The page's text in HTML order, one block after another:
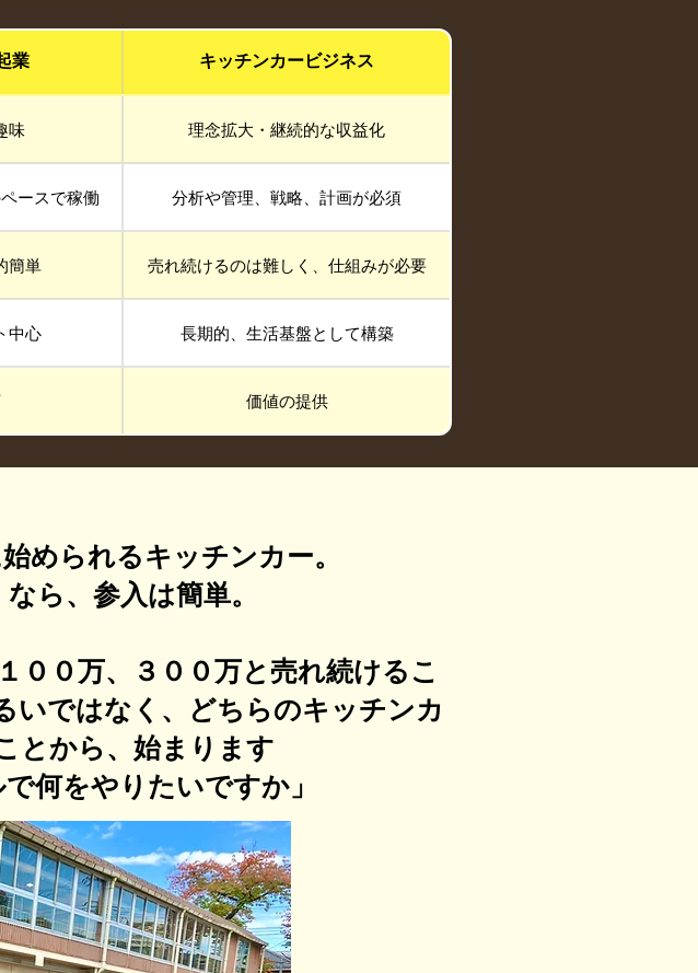
業 キッチンカービジネス
味 理念拡大・継続的な収益化
ースで稼働 分析や管理、戦略、計画が必須
簡単 売れ続けるのは難しく、仕組みが必要
中心 長期的、生活基盤として構築
価値の提供
められるキッチンカー。
ら、参入は簡単。
００万、３００万と売れ続けるこ
いではなく、どちらのキッチンカ
とから、始まります
何をやりたいですか」